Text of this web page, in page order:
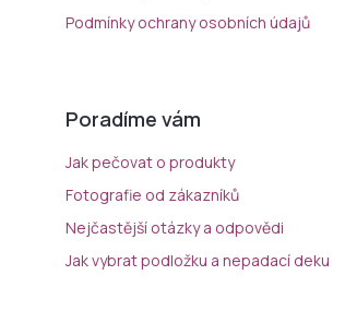
Podmínky ochrany osobních údajů
Poradíme vám
Jak pečovat o produkty
Fotografie od zákazníků
Nejčastější otázky a odpovědi
Jak vybrat podložku a nepadací deku